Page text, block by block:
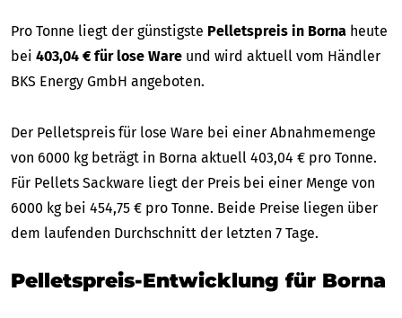
Pro Tonne liegt der günstigste Pelletspreis in Borna heute
bei 403,04 € für lose Ware und wird aktuell vom Händler
BKS Energy GmbH angeboten.
Der Pelletspreis für lose Ware bei einer Abnahmemenge
von 6000 kg beträgt in Borna aktuell 403,04 € pro Tonne.
Für Pellets Sackware liegt der Preis bei einer Menge von
6000 kg bei 454,75 € pro Tonne. Beide Preise liegen über
dem laufenden Durchschnitt der letzten 7 Tage.
Pelletspreis-Entwicklung für Borna